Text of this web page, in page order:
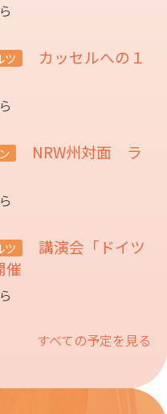
ツ
カッセルへの１
NRW州対面 ラ
ツ
講演会「ドイツ
催
すべての予定を見る